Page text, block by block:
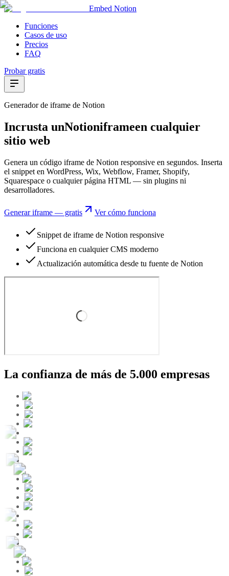
Embed Notion
Funciones
Casos de uso
Precios
FAQ
Probar gratis
Generador de iframe de Notion
Incrusta unNotioniframeen cualquier
sitio web
Genera un código iframe de Notion responsive en segundos. Inserta
el snippet en WordPress, Wix, Webflow, Framer, Shopify,
Squarespace o cualquier página HTML — sin plugins ni
desarrolladores.
Generar iframe — gratis Ver cómo funciona
Snippet de iframe de Notion responsive
Funciona en cualquier CMS moderno
Actualización automática desde tu fuente de Notion
La confianza de más de 5.000 empresas